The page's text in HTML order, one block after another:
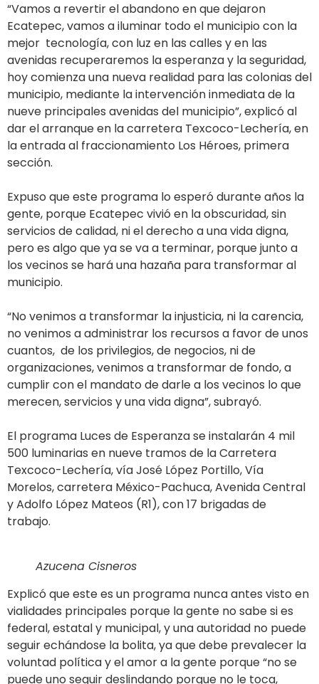
“Vamos a revertir el abandono en que dejaron
Ecatepec, vamos a iluminar todo el municipio con la
mejor tecnología, con luz en las calles y en las
avenidas recuperaremos la esperanza y la seguridad,
hoy comienza una nueva realidad para las colonias del
municipio, mediante la intervención inmediata de la
nueve principales avenidas del municipio”, explicó al
dar el arranque en la carretera Texcoco-Lechería, en
la entrada al fraccionamiento Los Héroes, primera
sección.
Expuso que este programa lo esperó durante años la
gente, porque Ecatepec vivió en la obscuridad, sin
servicios de calidad, ni el derecho a una vida digna,
pero es algo que ya se va a terminar, porque junto a
los vecinos se hará una hazaña para transformar al
municipio.
“No venimos a transformar la injusticia, ni la carencia,
no venimos a administrar los recursos a favor de unos
cuantos, de los privilegios, de negocios, ni de
organizaciones, venimos a transformar de fondo, a
cumplir con el mandato de darle a los vecinos lo que
merecen, servicios y una vida digna”, subrayó.
El programa Luces de Esperanza se instalarán 4 mil
500 luminarias en nueve tramos de la Carretera
Texcoco-Lechería, vía José López Portillo, Vía
Morelos, carretera México-Pachuca, Avenida Central
y Adolfo López Mateos (R1), con 17 brigadas de
trabajo.
Azucena Cisneros
Explicó que este es un programa nunca antes visto en
vialidades principales porque la gente no sabe si es
federal, estatal y municipal, y una autoridad no puede
seguir echándose la bolita, ya que debe prevalecer la
voluntad política y el amor a la gente porque “no se
puede uno seguir deslindando porque no le toca,